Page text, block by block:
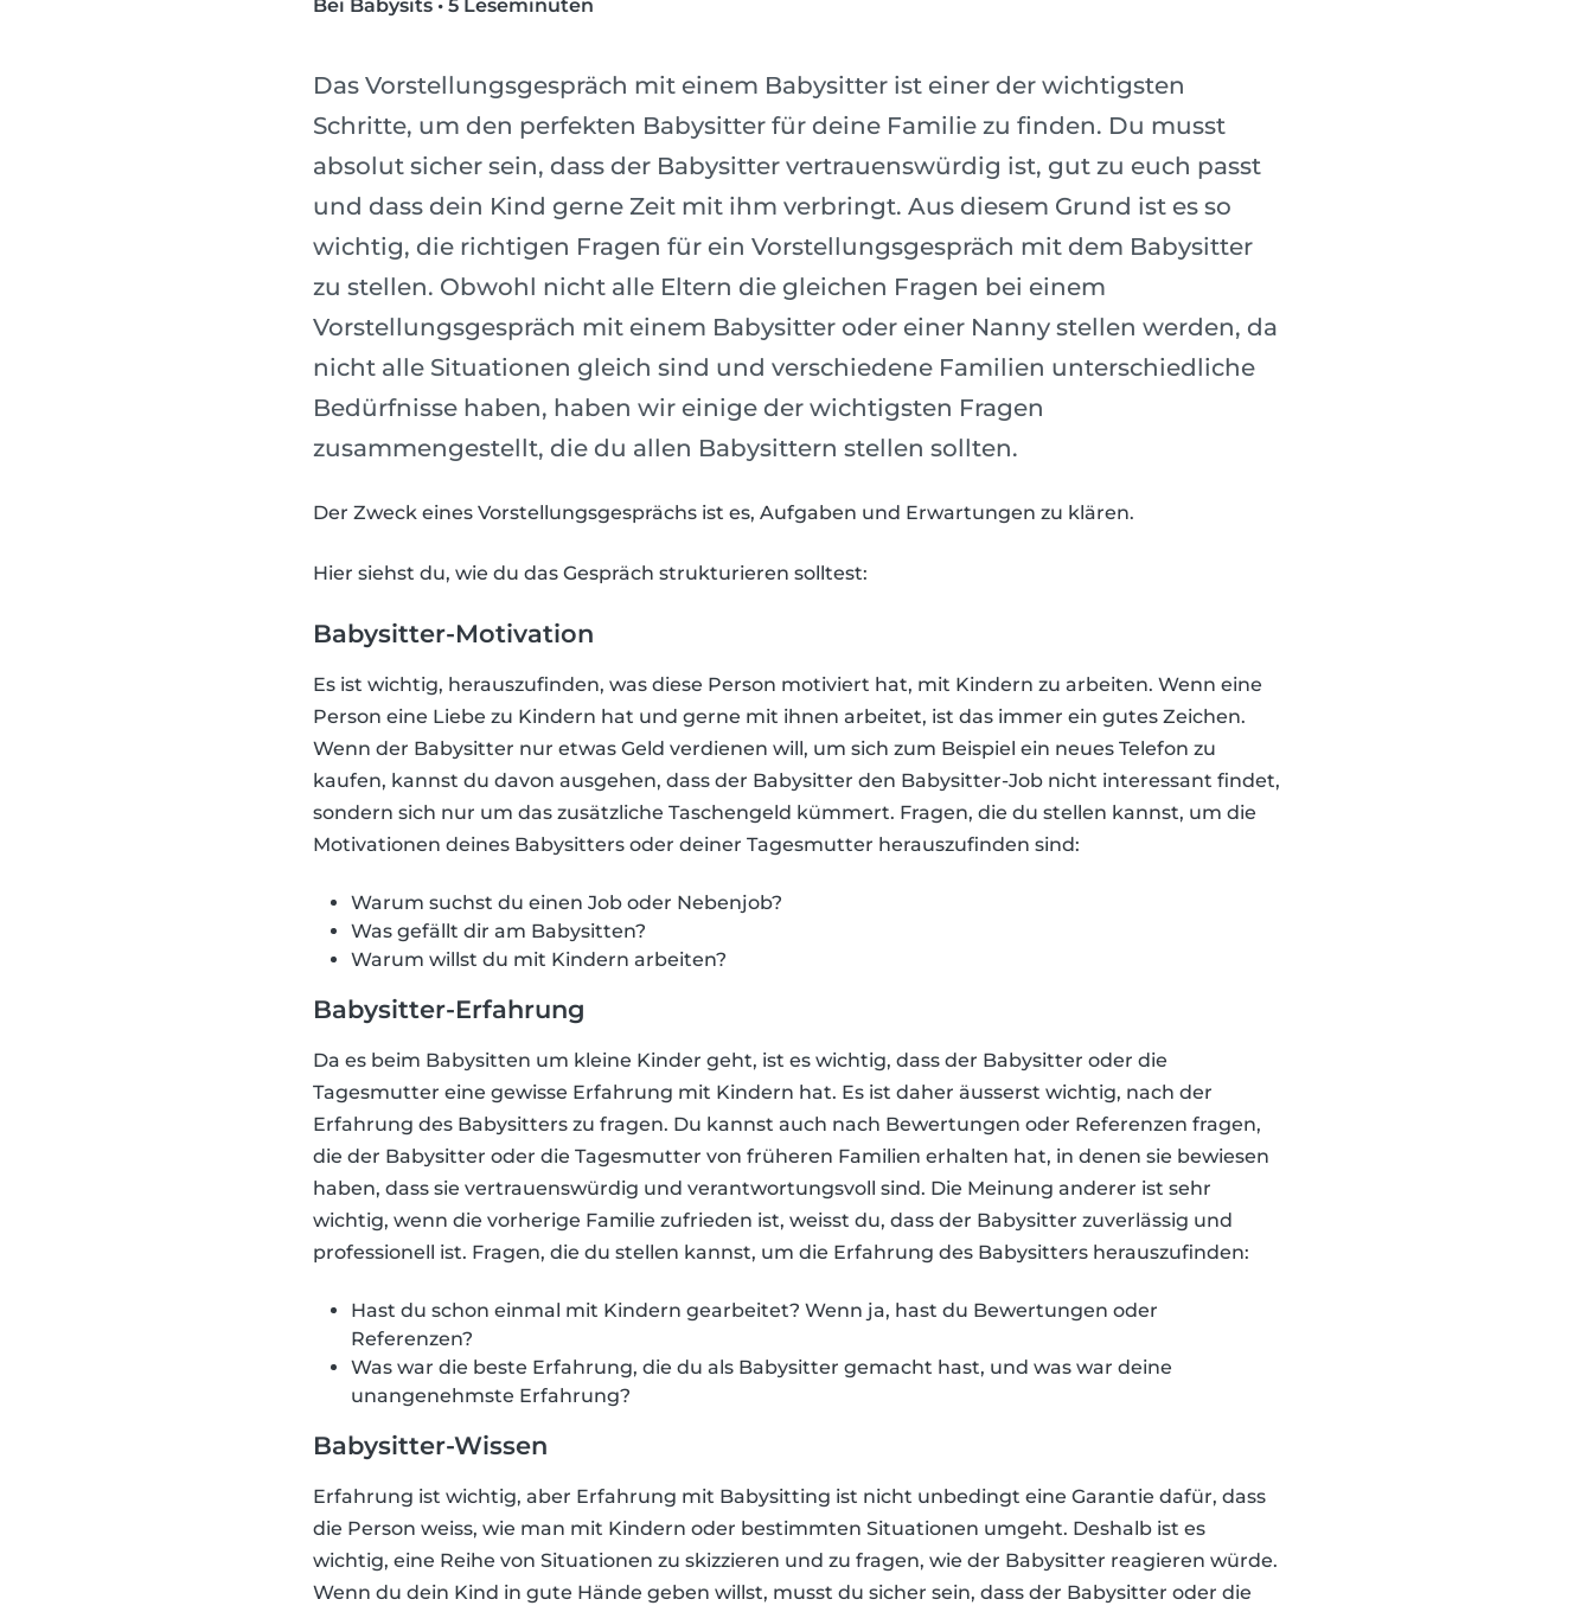
Bei Babysits • 5 Leseminuten
Das Vorstellungsgespräch mit einem Babysitter ist einer der wichtigsten
Schritte, um den perfekten Babysitter für deine Familie zu finden. Du musst
absolut sicher sein, dass der Babysitter vertrauenswürdig ist, gut zu euch passt
und dass dein Kind gerne Zeit mit ihm verbringt. Aus diesem Grund ist es so
wichtig, die richtigen Fragen für ein Vorstellungsgespräch mit dem Babysitter
zu stellen. Obwohl nicht alle Eltern die gleichen Fragen bei einem
Vorstellungsgespräch mit einem Babysitter oder einer Nanny stellen werden, da
nicht alle Situationen gleich sind und verschiedene Familien unterschiedliche
Bedürfnisse haben, haben wir einige der wichtigsten Fragen
zusammengestellt, die du allen Babysittern stellen sollten.
Der Zweck eines Vorstellungsgesprächs ist es, Aufgaben und Erwartungen zu klären.
Hier siehst du, wie du das Gespräch strukturieren solltest:
Babysitter-Motivation
Es ist wichtig, herauszufinden, was diese Person motiviert hat, mit Kindern zu arbeiten. Wenn eine
Person eine Liebe zu Kindern hat und gerne mit ihnen arbeitet, ist das immer ein gutes Zeichen.
Wenn der Babysitter nur etwas Geld verdienen will, um sich zum Beispiel ein neues Telefon zu
kaufen, kannst du davon ausgehen, dass der Babysitter den Babysitter-Job nicht interessant findet,
sondern sich nur um das zusätzliche Taschengeld kümmert. Fragen, die du stellen kannst, um die
Motivationen deines Babysitters oder deiner Tagesmutter herauszufinden sind:
Warum suchst du einen Job oder Nebenjob?
Was gefällt dir am Babysitten?
Warum willst du mit Kindern arbeiten?
Babysitter-Erfahrung
Da es beim Babysitten um kleine Kinder geht, ist es wichtig, dass der Babysitter oder die
Tagesmutter eine gewisse Erfahrung mit Kindern hat. Es ist daher äusserst wichtig, nach der
Erfahrung des Babysitters zu fragen. Du kannst auch nach Bewertungen oder Referenzen fragen,
die der Babysitter oder die Tagesmutter von früheren Familien erhalten hat, in denen sie bewiesen
haben, dass sie vertrauenswürdig und verantwortungsvoll sind. Die Meinung anderer ist sehr
wichtig, wenn die vorherige Familie zufrieden ist, weisst du, dass der Babysitter zuverlässig und
professionell ist. Fragen, die du stellen kannst, um die Erfahrung des Babysitters herauszufinden:
Hast du schon einmal mit Kindern gearbeitet? Wenn ja, hast du Bewertungen oder
Referenzen?
Was war die beste Erfahrung, die du als Babysitter gemacht hast, und was war deine
unangenehmste Erfahrung?
Babysitter-Wissen
Erfahrung ist wichtig, aber Erfahrung mit Babysitting ist nicht unbedingt eine Garantie dafür, dass
die Person weiss, wie man mit Kindern oder bestimmten Situationen umgeht. Deshalb ist es
wichtig, eine Reihe von Situationen zu skizzieren und zu fragen, wie der Babysitter reagieren würde.
Wenn du dein Kind in gute Hände geben willst, musst du sicher sein, dass der Babysitter oder die